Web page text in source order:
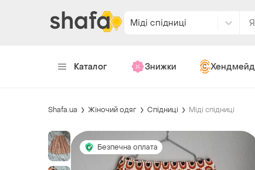
Міді спідниці
Каталог Знижки Хендмейд
Shafa.ua Жіночий одяг Спідниці Міді спідниці
Безпечна оплата